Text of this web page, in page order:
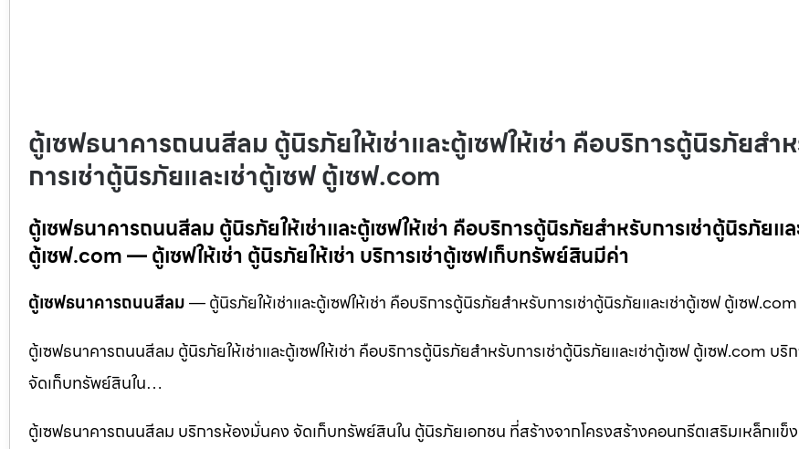
ตู้เซฟธนาคารถนนสีลม ตู้นิรภัยให้เช่าและตู้เซฟให้เช่า คือบริการตู้นิรภัยสำ
การเช่าตู้นิรภัยและเช่าตู้เซฟ ตู้เซฟ.com
ตู้เซฟธนาคารถนนสีลม ตู้นิรภัยให้เช่าและตู้เซฟให้เช่า คือบริการตู้นิรภัยสำหรับการเช่าตู้นิรภัยแล
ตู้เซฟ.com — ตู้เซฟให้เช่า ตู้นิรภัยให้เช่า บริการเช่าตู้เซฟเก็บทรัพย์สินมีค่า
ตู้เซฟธนาคารถนนสีลม— ตู้นิรภัยให้เช่าและตู้เซฟให้เช่า คือบริการตู้นิรภัยสำหรับการเช่าตู้นิรภัยและเช่าตู้เซฟ ตู้เซฟ.com
ตู้เซฟธนาคารถนนสีลม ตู้นิรภัยให้เช่าและตู้เซฟให้เช่า คือบริการตู้นิรภัยสำหรับการเช่าตู้นิรภัยและเช่าตู้เซฟ ตู้เซฟ.com บ
จัดเก็บทรัพย์สินใน…
ตู้เซฟธนาคารถนนสีลม บริการห้องมั่นคง จัดเก็บทรัพย์สินใน ตู้นิรภัยเอกชน ที่สร้างจากโครงสร้างคอนกรีตเสริมเหล็กแข็